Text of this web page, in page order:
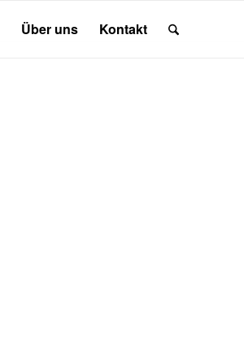
Über uns Kontakt